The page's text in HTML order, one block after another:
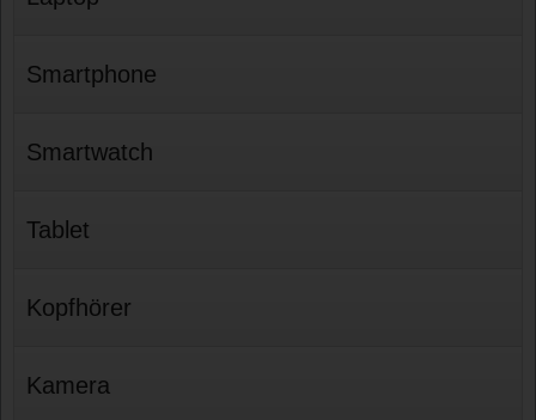
Smartphone
Smartwatch
Tablet
Kopfhörer
Kamera